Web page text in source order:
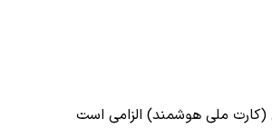
(کارت ملی هوشمند) الزامی است